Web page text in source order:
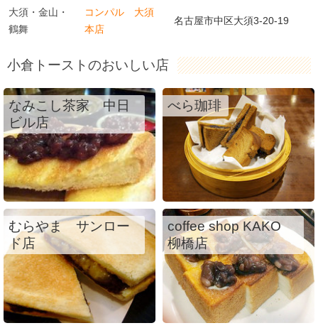
大須・金山・
鶴舞
コンパル 大須
本店
名古屋市中区大須3-20-19
小倉トーストのおいしい店
なみこし茶家 中日
ビル店
べら珈琲
むらやま サンロー
ド店
coffee shop KAKO
柳橋店